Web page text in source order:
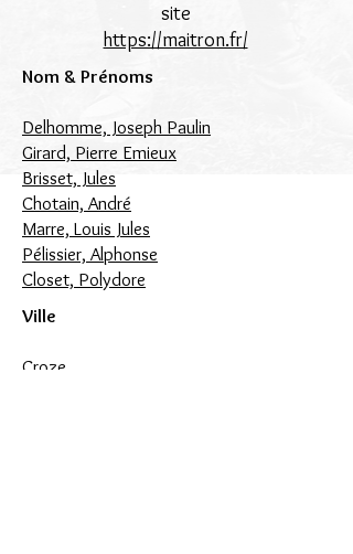
site
https://maitron.fr/
Nom & Prénoms
Delhomme, Joseph Paulin
Girard, Pierre Emieux
Brisset, Jules
Chotain, André
Marre, Louis Jules
Pélissier, Alphonse
Closet, Polydore
Ville
Croze